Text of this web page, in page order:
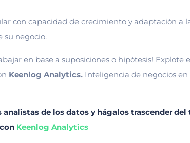
con capacidad de crecimiento y adaptación a
su negocio.
en base a suposiciones o hipótesis! Explote
Keenlog Analytics. Inteligencia de negocios en
analistas de los datos y hágalos trascender del
Keenlog Analytics